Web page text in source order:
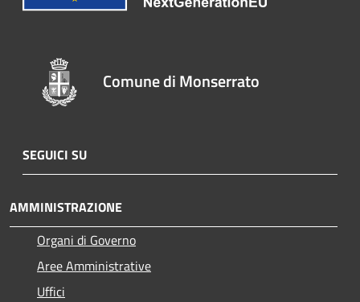
Comune di Monserrato
SEGUICI SU
AMMINISTRAZIONE
Organi di Governo
Aree Amministrative
Uffici